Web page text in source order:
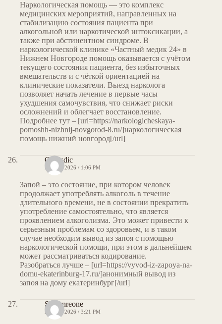
Наркологическая помощь — это комплекс
медицинских мероприятий, направленных на
стабилизацию состояния пациента при
алкогольной или наркотической интоксикации, а
также при абстинентном синдроме. В
наркологической клинике «Частный медик 24» в
Нижнем Новгороде помощь оказывается с учётом
текущего состояния пациента, без избыточных
вмешательств и с чёткой ориентацией на
клинические показатели. Выезд нарколога
позволяет начать лечение в первые часы
ухудшения самочувствия, что снижает риски
осложнений и облегчает восстановление.
Подробнее тут – [url=https://narkologicheskaya-
pomoshh-nizhnij-novgorod-8.ru/]наркологическая
помощь нижний новгород[/url]
Curtisdic
MAY 7, 2026 / 1:06 PM
Запой – это состояние, при котором человек
продолжает употреблять алкоголь в течение
длительного времени, не в состоянии прекратить
употребление самостоятельно, что является
проявлением алкоголизма. Это может привести к
серьезным проблемам со здоровьем, и в таком
случае необходим вывод из запоя с помощью
наркологической помощи, при этом в дальнейшем
может рассматриваться кодирование.
Разобраться лучше – [url=https://vyvod-iz-zapoya-na-
domu-ekaterinburg-17.ru/]анонимный вывод из
запоя на дому екатеринбург[/url]
Stevenreone
MAY 7, 2026 / 3:21 PM